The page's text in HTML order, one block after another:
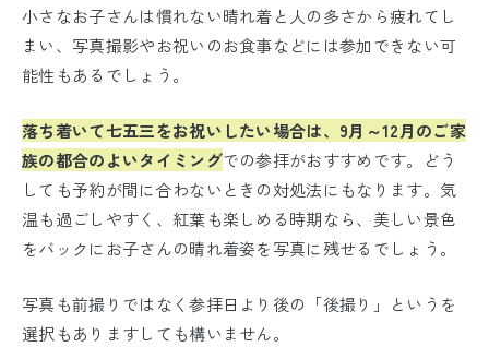
小さなお子さんは慣れない晴れ着と人の多さから疲れてし
まい、写真撮影やお祝いのお食事などには参加できない可
能性もあるでしょう。
落ち着いて七五三をお祝いしたい場合は、9月～12月のご家
族の都合のよいタイミングでの参拝がおすすめです。どう
しても予約が間に合わないときの対処法にもなります。気
温も過ごしやすく、紅葉も楽しめる時期なら、美しい景色
をバックにお子さんの晴れ着姿を写真に残せるでしょう。
写真も前撮りではなく参拝日より後の「後撮り」という を
選択もありますしても構いません。